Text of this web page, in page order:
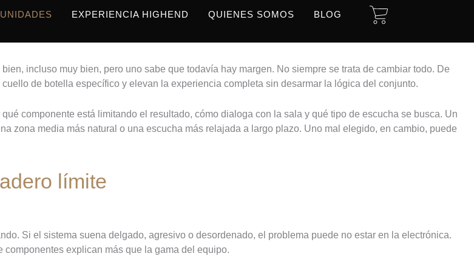
EXPERIENCIA HIGHEND QUIENES SOMOS BLOG CART
incluso muy bien, pero uno sabe que todavía hay margen. No siempre se trata de cambiar todo. De
de botella específico y elevan la experiencia completa sin desarmar la lógica del conjunto.
componente está limitando el resultado, cómo dialoga con la sala y qué tipo de escucha se busca. Un
zona media más natural o una escucha más relajada a largo plazo. Uno mal elegido, en cambio, puede
límite
Si el sistema suena delgado, agresivo o desordenado, el problema puede no estar en la electrónica.
explican más que la gama del equipo.